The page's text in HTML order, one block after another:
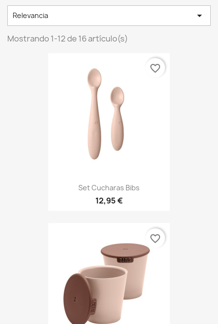
Relevancia 
Mostrando 1-12 de 16 artículo(s)
Set Cucharas Bibs
12,95 €
favorite_border
favorite_border